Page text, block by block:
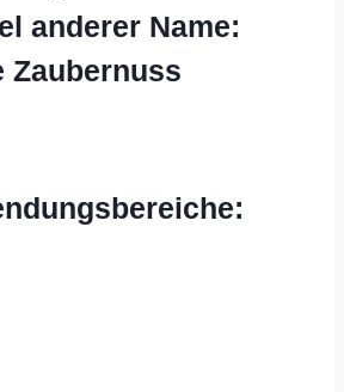
anderer Name: